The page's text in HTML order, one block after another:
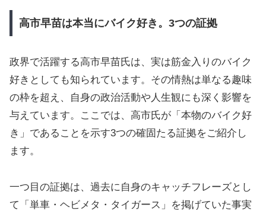
高市早苗は本当にバイク好き。3つの証拠
政界で活躍する高市早苗氏は、実は筋金入りのバイク
好きとしても知られています。その情熱は単なる趣味
の枠を超え、自身の政治活動や人生観にも深く影響を
与えています。ここでは、高市氏が「本物のバイク好
き」であることを示す3つの確固たる証拠をご紹介し
ます。
一つ目の証拠は、過去に自身のキャッチフレーズとし
て「単車・ヘビメタ・タイガース」を掲げていた事実